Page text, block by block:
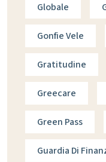
Globale
Gonfie Vele
Gratitudine
Greecare
Green Pass
Guardia Di